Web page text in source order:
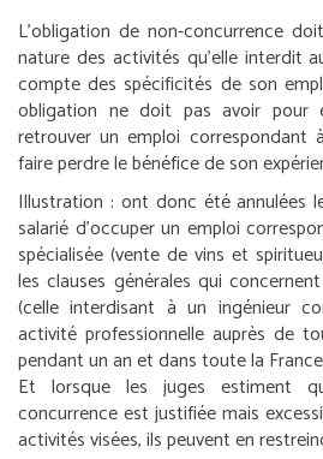
L’obligation de non-concurrence
nature des activités qu’elle interdit
compte des spécificités de son
obligation ne doit pas avoir pour
retrouver un emploi
faire perdre le bénéfice de son
Illustration : ont donc été annulées
salarié d’occuper un emploi
spécialisée (vente de vins et
les clauses générales qui
(celle interdisant à un ingénieur
activité professionnelle auprès de
pendant un an et dans toute la
Et lorsque les juges estiment
concurrence est justifiée mais
activités visées, ils peuvent en